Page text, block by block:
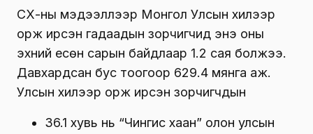
ҮСХ-ны мэдээллээр Монгол Улсын хилээр
орж ирсэн гадаадын зорчигчид энэ оны
эхний есөн сарын байдлаар 1.2 сая болжээ.
Давхардсан бус тоогоор 629.4 мянга аж.
Улсын хилээр орж ирсэн зорчигчдын
36.1 хувь нь “Чингис хаан” олон улсын